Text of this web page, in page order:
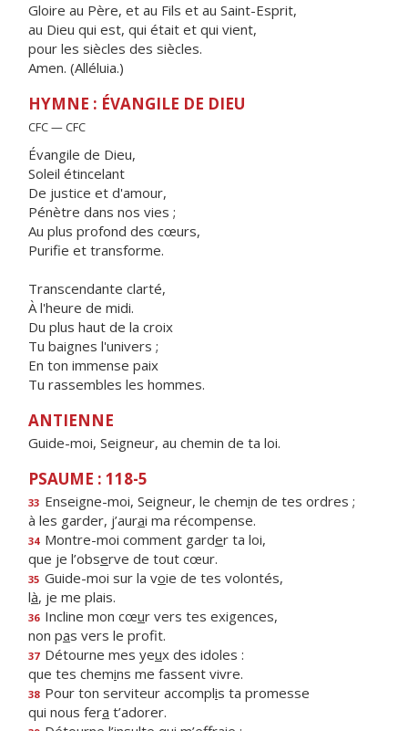
Gloire au Père, et au Fils et au Saint-Esprit,
au Dieu qui est, qui était et qui vient,
pour les siècles des siècles.
Amen. (Alléluia.)
HYMNE : ÉVANGILE DE DIEU
CFC — CFC
Évangile de Dieu,
Soleil étincelant
De justice et d'amour,
Pénètre dans nos vies ;
Au plus profond des cœurs,
Purifie et transforme.
Transcendante clarté,
À l'heure de midi.
Du plus haut de la croix
Tu baignes l'univers ;
En ton immense paix
Tu rassembles les hommes.
ANTIENNE
Guide-moi, Seigneur, au chemin de ta loi.
PSAUME : 118-5
33 Enseigne-moi, Seigneur, le chemin de tes ordres ;
à les garder, j’aurai ma récompense.
34 Montre-moi comment garder ta loi,
que je l’observe de tout cœur.
35 Guide-moi sur la voie de tes volontés,
là, je me plais.
36 Incline mon cœur vers tes exigences,
non pas vers le profit.
37 Détourne mes yeux des idoles :
que tes chemins me fassent vivre.
38 Pour ton serviteur accomplis ta promesse
qui nous fera t’adorer.